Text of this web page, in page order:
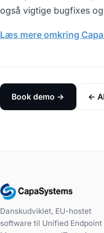
også vigtige bugfixes
Læs mere omkring
Book demo → ←
Danskudviklet, EU-hostet
software til Unified Endpoint